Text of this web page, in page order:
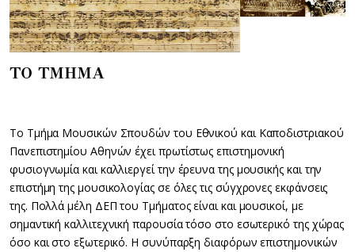
ΤΟ ΤΜΗΜΑ
Το Τμήμα Μουσικών Σπουδών του Εθνικού και Καποδιστριακού
Πανεπιστημίου Αθηνών έχει πρωτίστως επιστημονική
φυσιογνωμία και καλλιεργεί την έρευνα της μουσικής και την
επιστήμη της μουσικολογίας σε όλες τις σύγχρονες εκφάνσεις
της. Πολλά μέλη ΔΕΠ του Τμήματος είναι και μουσικοί, με
σημαντική καλλιτεχνική παρουσία τόσο στο εσωτερικό της χώρας
όσο και στο εξωτερικό. Η συνύπαρξη διαφόρων επιστημονικών